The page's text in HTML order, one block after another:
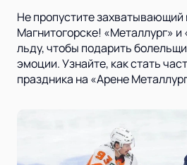
Не пропустите захватывающий
Магнитогорске! «Металлург» и
льду, чтобы подарить
эмоции. Узнайте, как стать
праздника на «Арене